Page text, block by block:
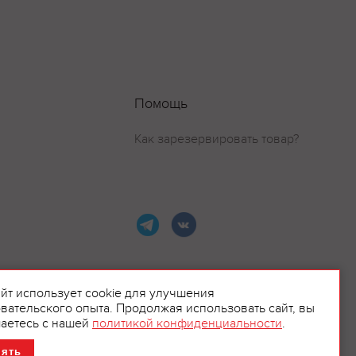
Помощь
Как зарезервировать товар?
использует cookie для улучшения
опыта. Продолжая использовать сайт, вы
с нашей политикой конфиденциальности.